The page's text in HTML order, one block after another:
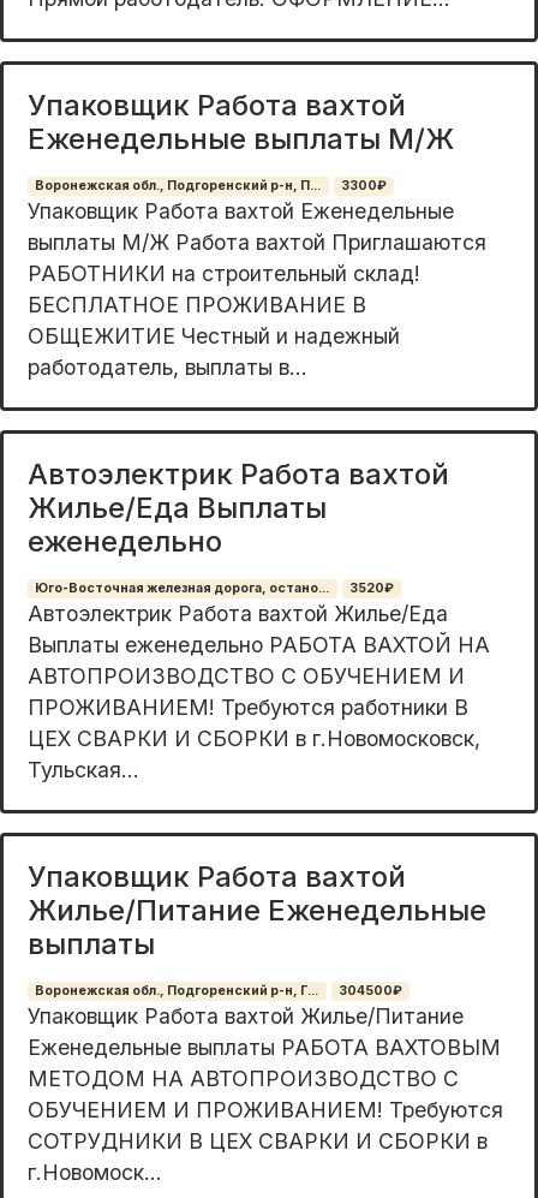
Упаковщик Работа вахтой
Еженедельные выплаты М/Ж
Воронежская обл., Подгоренский р-н, П... 3300₽
Упаковщик Работа вахтой Еженедельные
выплаты М/Ж Работа вахтой Приглашаются
РАБОТНИКИ на строительный склад!
БЕСПЛАТНОЕ ПРОЖИВАНИЕ В
ОБЩЕЖИТИЕ Честный и надежный
работодатель, выплаты в...
Автоэлектрик Работа вахтой
Жилье/Еда Выплаты
еженедельно
Юго-Восточная железная дорога, остано... 3520₽
Автоэлектрик Работа вахтой Жилье/Еда
Выплаты еженедельно РАБОТА ВАХТОЙ НА
АВТОПРОИЗВОДСТВО С ОБУЧЕНИЕМ И
ПРОЖИВАНИЕМ! Требуются работники В
ЦЕХ СВАРКИ И СБОРКИ в г.Новомосковск,
Тульская...
Упаковщик Работа вахтой
Жилье/Питание Еженедельные
выплаты
Воронежская обл., Подгоренский р-н, Г... 304500₽
Упаковщик Работа вахтой Жилье/Питание
Еженедельные выплаты РАБОТА ВАХТОВЫМ
МЕТОДОМ НА АВТОПРОИЗВОДСТВО С
ОБУЧЕНИЕМ И ПРОЖИВАНИЕМ! Требуются
СОТРУДНИКИ В ЦЕХ СВАРКИ И СБОРКИ в
г.Новомоск...